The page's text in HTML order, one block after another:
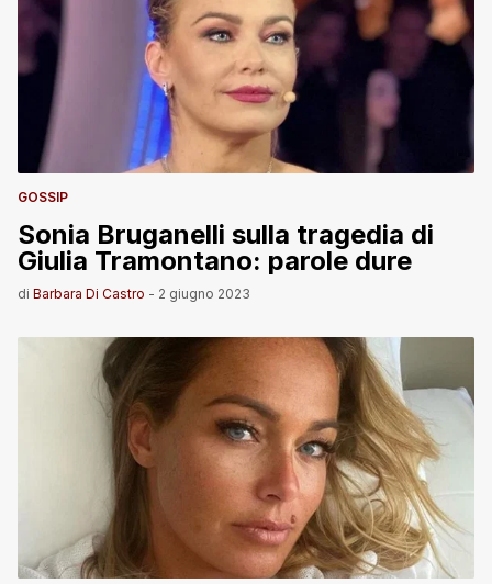
GOSSIP
Sonia Bruganelli sulla tragedia di
Giulia Tramontano: parole dure
di Barbara Di Castro - 2 giugno 2023